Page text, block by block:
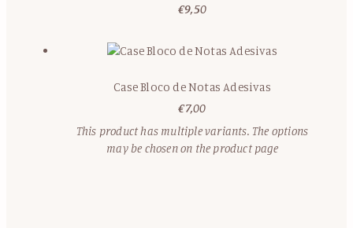
€9,50
Case Bloco de Notas Adesivas
€7,00
This product has multiple variants. The options
may be chosen on the product page